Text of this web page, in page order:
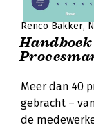
Renco Bakker
Handboek
Meer dan 40
gebracht –
de